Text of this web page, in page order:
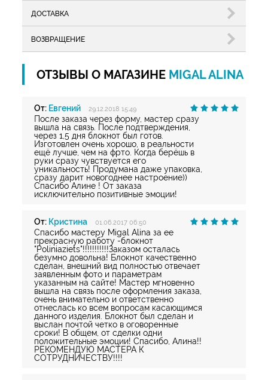
ДОСТАВКА
ВОЗВРАЩЕНИЕ
ОТЗЫВЫ О МАГАЗИНЕ MIGAL ALINA
От: Евгений 29.12.2018 15:49
После заказа через форму, мастер сразу
вышла на связь. После подтверждения,
через 1,5 дня блокнот был готов.
Изготовлен очень хорошо, в реальности
ещё лучше, чем на фрто. Когда берёшь в
руки сразу чувствуется его
уникальность! Продумана даже упаковка,
сразу дарит новогоднее настроение))
Спасибо Алине ! От заказа
исключительно позитивные эмоции!
От: Кристина 01.06.2017 06:50
Спасибо мастеру Migal Alina за ее
прекрасную работу -блокнот
"Poliniaziets"!!!!!!!!!!!Заказом осталась
безумно довольна! Блокнот качественно
сделан, внешний вид полностью отвечает
заявленным фото и параметрам
указанным на сайте! Мастер мгновенно
вышла на связь после оформления заказа,
очень внимательно и ответственно
отнеслась ко всем вопросам касающимся
данного изделия. Блокнот был сделан и
выслан почтой четко в оговоренные
сроки! В общем, от сделки одни
положительные эмоции! Спасибо, Алина!!
РЕКОМЕНДУЮ МАСТЕРА К
СОТРУДНИЧЕСТВУ!!!!